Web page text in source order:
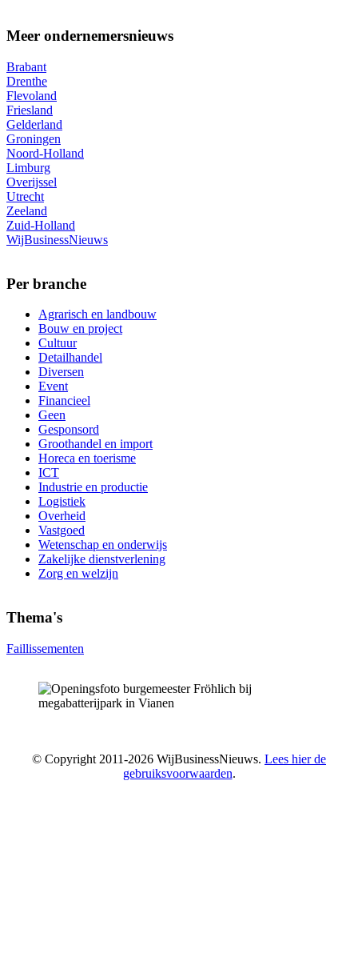
Meer ondernemersnieuws
Brabant
Drenthe
Flevoland
Friesland
Gelderland
Groningen
Noord-Holland
Limburg
Overijssel
Utrecht
Zeeland
Zuid-Holland
WijBusinessNieuws
Per branche
Agrarisch en landbouw
Bouw en project
Cultuur
Detailhandel
Diversen
Event
Financieel
Geen
Gesponsord
Groothandel en import
Horeca en toerisme
ICT
Industrie en productie
Logistiek
Overheid
Vastgoed
Wetenschap en onderwijs
Zakelijke dienstverlening
Zorg en welzijn
Thema's
Faillissementen
© Copyright 2011-2026 WijBusinessNieuws. Lees hier de
gebruiksvoorwaarden.